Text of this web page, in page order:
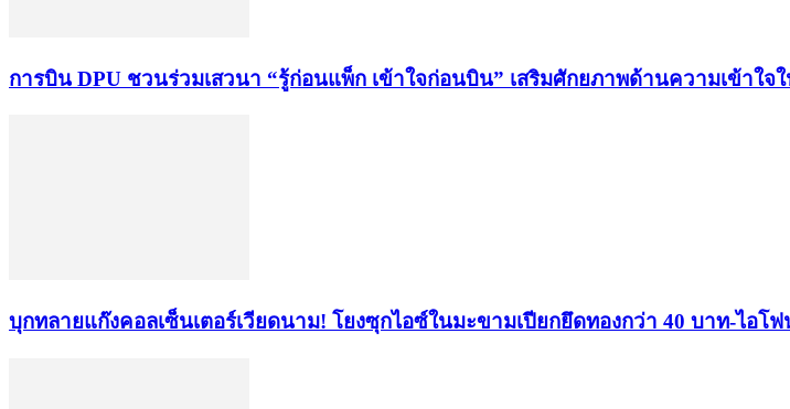
การบิน DPU ชวนร่วมเสวนา “รู้ก่อนแพ็ก เข้าใจก่อนบิน” เสริมศักยภาพด้านความเข้าใ
บุกทลายแก๊งคอลเซ็นเตอร์เวียดนาม! โยงซุกไอซ์ในมะขามเปียกยึดทองกว่า 40 บาท-ไอ